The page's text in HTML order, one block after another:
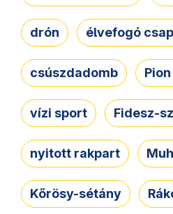
drón élvefogó
csúszdadomb
vízi sport Fidesz-
nyitott rakpart
Kőrösy-sétány